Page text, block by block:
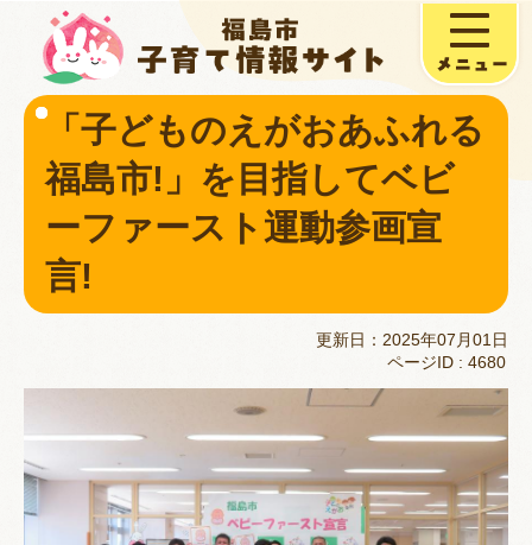
「子どものえがおあふれる
福島市!」を目指してベビ
ーファースト運動参画宣
言!
更新日：2025年07月01日
ページID : 4680